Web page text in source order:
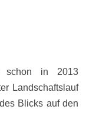
schon in 2013
Landschaftslauf
Blicks auf den